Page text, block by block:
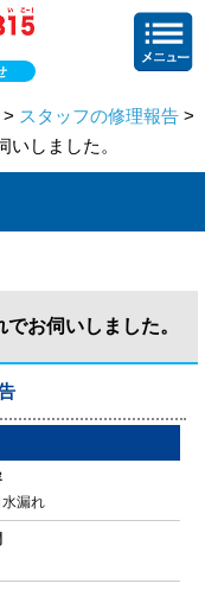
> スタッフの修理報告 >
しました。
お伺いしました。
漏れ